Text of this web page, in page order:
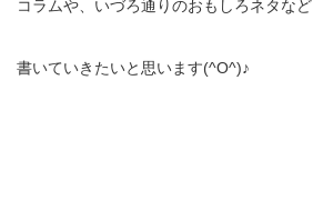
コラムや、いづろ通りのおもしろネタなど
書いていきたいと思います(^O^)♪